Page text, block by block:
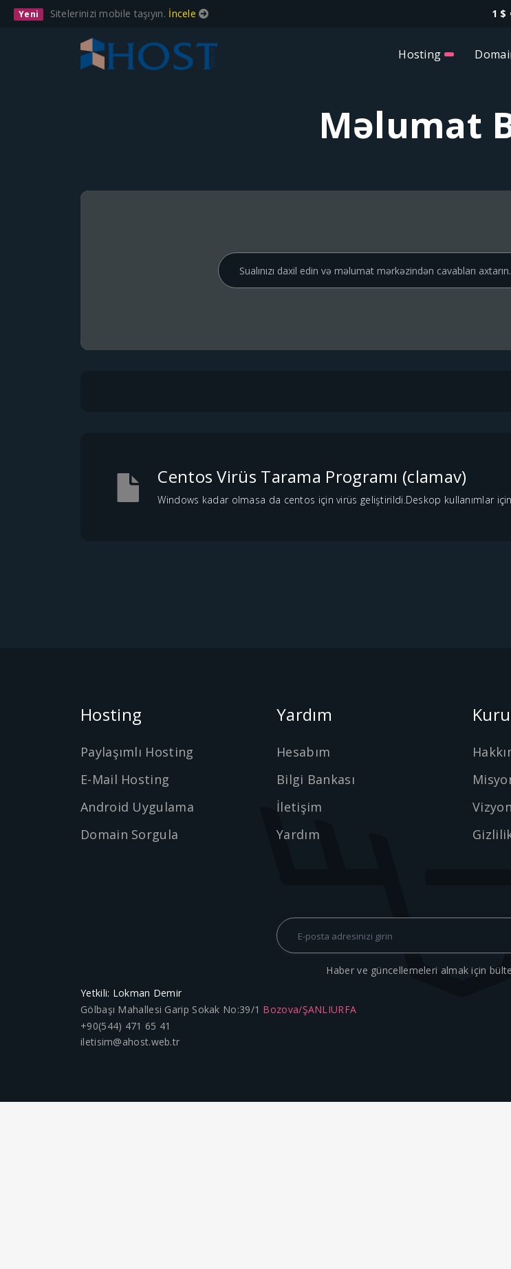
Yeni Sitelerinizi mobile taşıyın. İncele 1 $
Hosting
Məlumat
Centos Virüs Tarama Programı (clamav)
Windows kadar olmasa da centos için virüs geliştirildi.Deskop kullanımlar
Hosting
Paylaşımlı Hosting
E-Mail Hosting
Android Uygulama
Domain Sorgula
Yardım
Hesabım
Bilgi Bankası
İletişim
Yardım
Vizyon
Haber ve güncellemeleri almak için
Yetkili: Lokman Demir
Gölbaşı Mahallesi Garip Sokak No:39/1 Bozova/ŞANLIURFA
+90(544) 471 65 41
iletisim@ahost.web.tr